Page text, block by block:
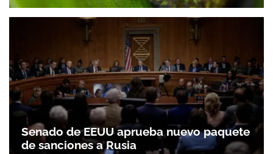
Senado de EEUU aprueba nuevo paquete
de sanciones a Rusia